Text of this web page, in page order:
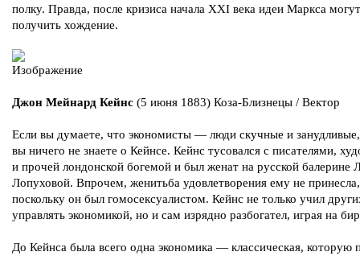
полку. Правда, после кризиса начала XXI века идеи Маркса
получить хождение.
Джон Мейнард Кейнс (5 июня 1883) Коза-Близнецы / Вектор
Если вы думаете, что экономисты — люди скучные и занудливые,
вы ничего не знаете о Кейнсе. Кейнс тусовался с писателями,
и прочей лондонской богемой и был женат на русской балерине
Лопуховой. Впрочем, женитьба удовлетворения ему не принесла,
поскольку он был гомосексуалистом. Кейнс не только учил
управлять экономикой, но и сам изрядно разбогател, играя на
До Кейнса была всего одна экономика — классическая, которую